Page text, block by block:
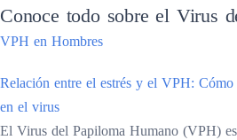
Conoce todo sobre el Virus
VPH en Hombres
Relación entre el estrés y el VPH:
en el virus
El Virus del Papiloma Humano (VPH)